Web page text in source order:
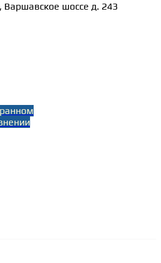
Варшавское шоссе д. 243